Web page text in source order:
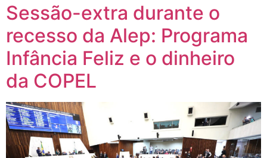
Sessão-extra durante o
recesso da Alep: Programa
Infância Feliz e o dinheiro
da COPEL